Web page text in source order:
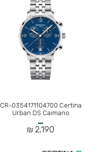
CR-0354171104700 Certina
Urban DS Caimano
2,190 ₪